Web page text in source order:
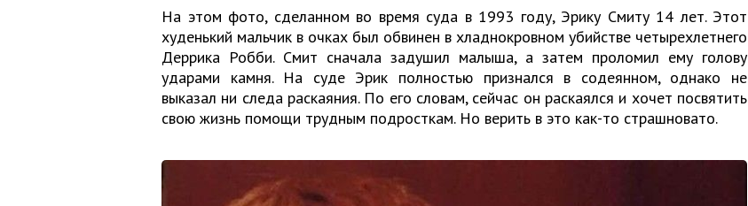
На этом фото, сделанном во время суда в 1993 году, Эрику Смиту 14 лет. Этот
худенький мальчик в очках был обвинен в хладнокровном убийстве четырехлетнего
Деррика Робби. Смит сначала задушил малыша, а затем проломил ему голову
ударами камня. На суде Эрик полностью признался в содеянном, однако не
выказал ни следа раскаяния. По его словам, сейчас он раскаялся и хочет посвятить
свою жизнь помощи трудным подросткам. Но верить в это как-то страшновато.